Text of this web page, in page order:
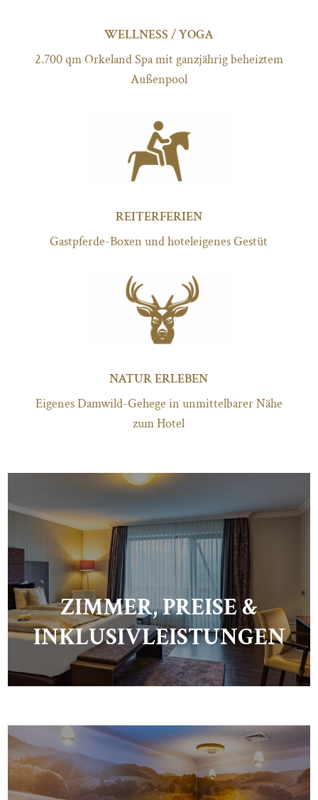
WELLNESS / YOGA
2.700 qm Orkeland Spa mit ganzjährig beheiztem
Außenpool
REITERFERIEN
Gastpferde-Boxen und hoteleigenes Gestüt
NATUR ERLEBEN
Eigenes Damwild-Gehege in unmittelbarer Nähe
zum Hotel
ZIMMER, PREISE &
INKLUSIVLEISTUNGEN